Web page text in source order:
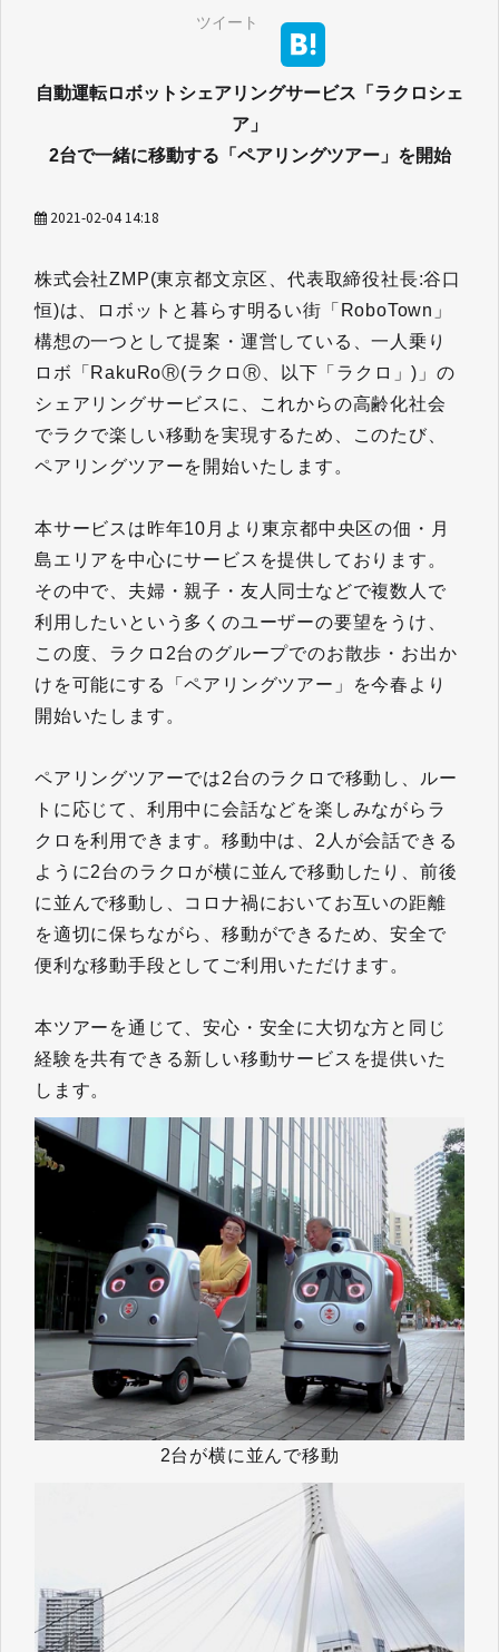
ツイート
自動運転ロボットシェアリングサービス「ラクロシェ
ア」
2台で一緒に移動する「ペアリングツアー」を開始
2021-02-04 14:18
株式会社ZMP(東京都文京区、代表取締役社長:谷口
恒)は、ロボットと暮らす明るい街「RoboTown」
構想の一つとして提案・運営している、一人乗り
ロボ「RakuRoⓇ(ラクロⓇ、以下「ラクロ」)」の
シェアリングサービスに、これからの高齢化社会
でラクで楽しい移動を実現するため、このたび、
ペアリングツアーを開始いたします。
本サービスは昨年10月より東京都中央区の佃・月
島エリアを中心にサービスを提供しております。
その中で、夫婦・親子・友人同士などで複数人で
利用したいという多くのユーザーの要望をうけ、
この度、ラクロ2台のグループでのお散歩・お出か
けを可能にする「ペアリングツアー」を今春より
開始いたします。
ペアリングツアーでは2台のラクロで移動し、ルー
トに応じて、利用中に会話などを楽しみながらラ
クロを利用できます。移動中は、2人が会話できる
ように2台のラクロが横に並んで移動したり、前後
に並んで移動し、コロナ禍においてお互いの距離
を適切に保ちながら、移動ができるため、安全で
便利な移動手段としてご利用いただけます。
本ツアーを通じて、安心・安全に大切な方と同じ
経験を共有できる新しい移動サービスを提供いた
します。
2台が横に並んで移動